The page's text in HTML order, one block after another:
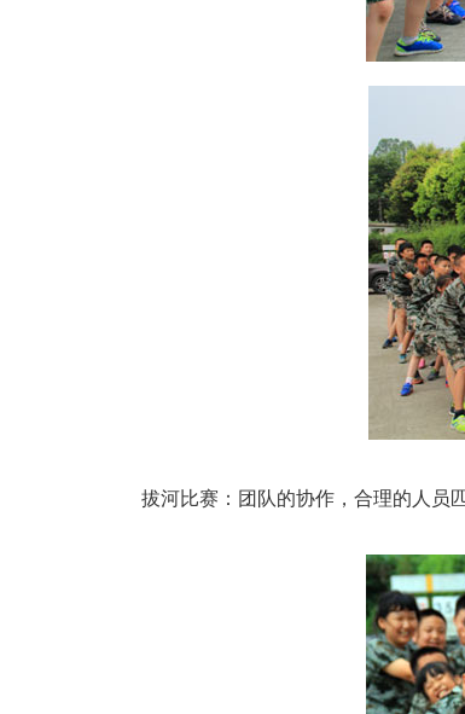
拔河比赛：团队的协作，合理的人员